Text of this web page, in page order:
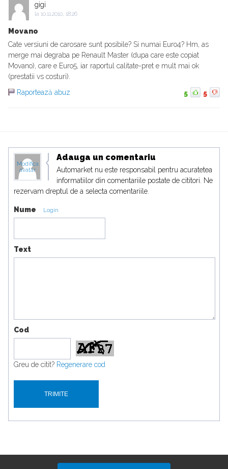
gigi
la 10.11.2010, 18:26
Movano
Cate versiuni de carosare sunt posibile? Si numai Euro4? Hm, as
merge mai degraba pe Renault Master (dupa care este copiat
Movano), care e Euro5, iar raportul calitate-pret e mult mai ok
(prestatii vs costuri).
Raportează abuz
5 5
Modifica
avatar
Adauga un comentariu
Automarket nu este responsabil pentru acuratetea
informatiilor din comentariile postate de cititori. Ne
rezervam dreptul de a selecta comentariile.
Nume Login
Text
Cod
Greu de citit? Regenerare cod